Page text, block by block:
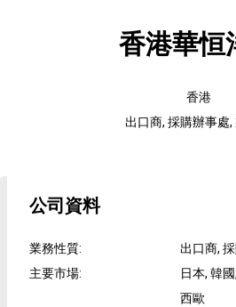
香港華恒
香港
出口商, 採購辦事處,
公司資料
業務性質:
出口商,
主要市場:
日本, 韓
西歐